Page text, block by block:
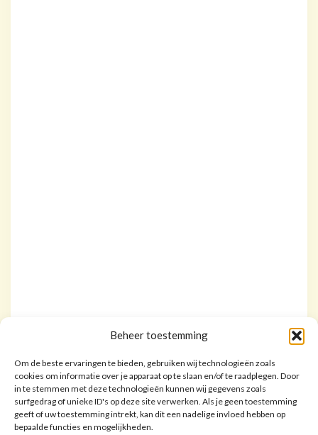
Beheer toestemming
Om de beste ervaringen te bieden, gebruiken wij technologieën zoals
cookies om informatie over je apparaat op te slaan en/of te raadplegen. Door
in te stemmen met deze technologieën kunnen wij gegevens zoals
surfgedrag of unieke ID's op deze site verwerken. Als je geen toestemming
geeft of uw toestemming intrekt, kan dit een nadelige invloed hebben op
bepaalde functies en mogelijkheden.